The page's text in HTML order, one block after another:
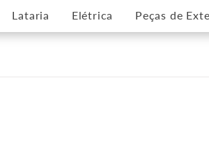
Lataria Elétrica Peças de